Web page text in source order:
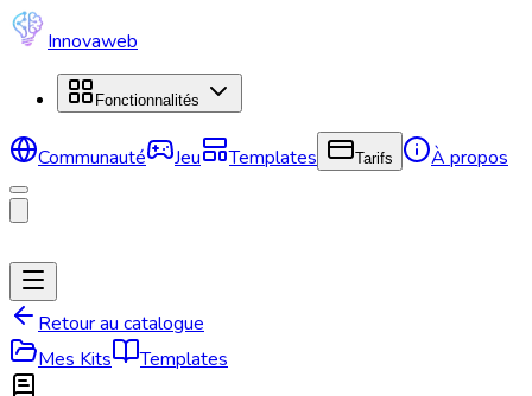
Innovaweb
Fonctionnalités
Communauté Jeu Templates Tarifs À propos
Retour au catalogue
Mes Kits
Templates